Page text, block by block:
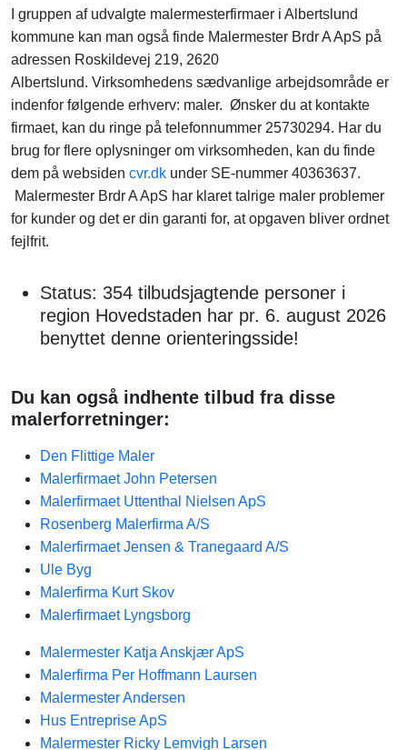
I gruppen af udvalgte malermesterfirmaer i Albertslund
kommune kan man også finde Malermester Brdr A ApS på
adressen Roskildevej 219, 2620
Albertslund. Virksomhedens sædvanlige arbejdsområde er
indenfor følgende erhverv: maler. Ønsker du at kontakte
firmaet, kan du ringe på telefonnummer 25730294. Har du
brug for flere oplysninger om virksomheden, kan du finde
dem på websiden cvr.dk under SE-nummer 40363637.
Malermester Brdr A ApS har klaret talrige maler problemer
for kunder og det er din garanti for, at opgaven bliver ordnet
fejlfrit.
Status: 354 tilbudsjagtende personer i
region Hovedstaden har pr. 6. august 2026
benyttet denne orienteringsside!
Du kan også indhente tilbud fra disse
malerforretninger:
Den Flittige Maler
Malerfirmaet John Petersen
Malerfirmaet Uttenthal Nielsen ApS
Rosenberg Malerfirma A/S
Malerfirmaet Jensen & Tranegaard A/S
Ule Byg
Malerfirma Kurt Skov
Malerfirmaet Lyngsborg
Malermester Katja Anskjær ApS
Malerfirma Per Hoffmann Laursen
Malermester Andersen
Hus Entreprise ApS
Malermester Ricky Lemvigh Larsen